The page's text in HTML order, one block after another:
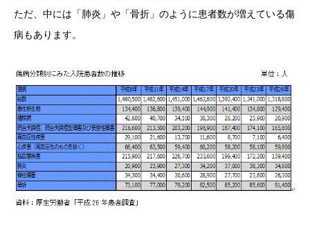
ただ、中には「肺炎」や「骨折」のように患者数が増えている傷
病もあります。